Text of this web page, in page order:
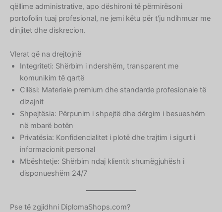
qëllime administrative, apo dëshironi të përmirësoni
portofolin tuaj profesional, ne jemi këtu për t'ju ndihmuar me
dinjitet dhe diskrecion.
Vlerat që na drejtojnë
Integriteti: Shërbim i ndershëm, transparent me
komunikim të qartë
Cilësi: Materiale premium dhe standarde profesionale të
dizajnit
Shpejtësia: Përpunim i shpejtë dhe dërgim i besueshëm
në mbarë botën
Privatësia: Konfidencialitet i plotë dhe trajtim i sigurt i
informacionit personal
Mbështetje: Shërbim ndaj klientit shumëgjuhësh i
disponueshëm 24/7
Pse të zgjidhni DiplomaShops.com?